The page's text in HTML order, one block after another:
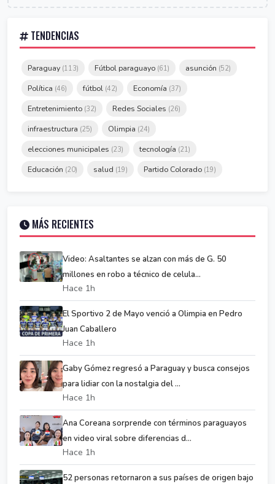
TENDENCIAS
Paraguay (113) Fútbol paraguayo (61) asunción (52)
Política (46) fútbol (42) Economía (37)
Entretenimiento (32) Redes Sociales (26)
infraestructura (25) Olimpia (24)
elecciones municipales (23) tecnología (21)
Educación (20) salud (19) Partido Colorado (19)
MÁS RECIENTES
Video: Asaltantes se alzan con más de G. 50
millones en robo a técnico de celula...
Hace 1h
El Sportivo 2 de Mayo venció a Olimpia en Pedro
Juan Caballero
Hace 1h
Gaby Gómez regresó a Paraguay y busca consejos
para lidiar con la nostalgia del ...
Hace 1h
Ana Coreana sorprende con términos paraguayos
en video viral sobre diferencias d...
Hace 1h
52 personas retornaron a sus países de origen bajo